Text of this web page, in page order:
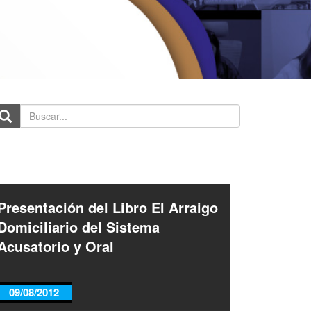
del Libro El Arraigo
del Sistema
y Oral
09/08/2012